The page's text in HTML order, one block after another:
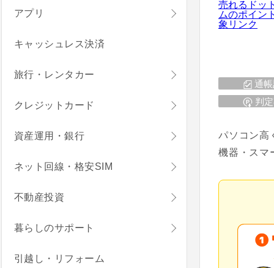
通
判
パソコン高
機器・スマ
アプリ
キャッシュレス決済
旅行・レンタカー
クレジットカード
資産運用・銀行
ネット回線・格安SIM
不動産投資
暮らしのサポート
引越し・リフォーム